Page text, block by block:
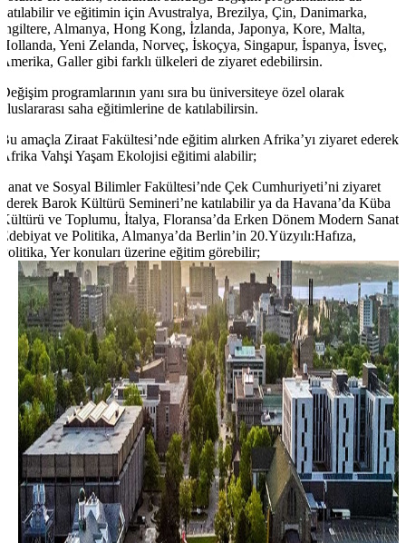
katılabilir ve eğitimin için Avustralya, Brezilya, Çin, Danimarka,
İngiltere, Almanya, Hong Kong, İzlanda, Japonya, Kore, Malta,
Hollanda, Yeni Zelanda, Norveç, İskoçya, Singapur, İspanya, İsveç,
Amerika, Galler gibi farklı ülkeleri de ziyaret edebilirsin.
Değişim programlarının yanı sıra bu üniversiteye özel olarak
uluslararası saha eğitimlerine de katılabilirsin.
Bu amaçla Ziraat Fakültesi’nde eğitim alırken Afrika’yı ziyaret ederek
Afrika Vahşi Yaşam Ekolojisi eğitimi alabilir;
Sanat ve Sosyal Bilimler Fakültesi’nde Çek Cumhuriyeti’ni ziyaret
ederek Barok Kültürü Semineri’ne katılabilir ya da Havana’da Küba
Kültürü ve Toplumu, İtalya, Floransa’da Erken Dönem Modern Sanat,
Edebiyat ve Politika, Almanya’da Berlin’in 20.Yüzyılı:Hafıza,
Politika, Yer konuları üzerine eğitim görebilir;